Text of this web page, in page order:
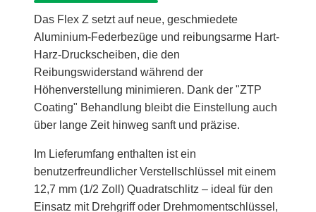
Das Flex Z setzt auf neue, geschmiedete
Aluminium-Federbezüge und reibungsarme Hart-
Harz-Druckscheiben, die den
Reibungswiderstand während der
Höhenverstellung minimieren. Dank der "ZTP
Coating" Behandlung bleibt die Einstellung auch
über lange Zeit hinweg sanft und präzise.
Im Lieferumfang enthalten ist ein
benutzerfreundlicher Verstellschlüssel mit einem
12,7 mm (1/2 Zoll) Quadratschlitz – ideal für den
Einsatz mit Drehgriff oder Drehmomentschlüssel,